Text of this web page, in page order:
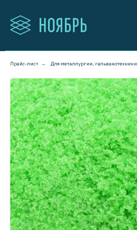
Прайс-лист → Для металлургии, гальванотехники